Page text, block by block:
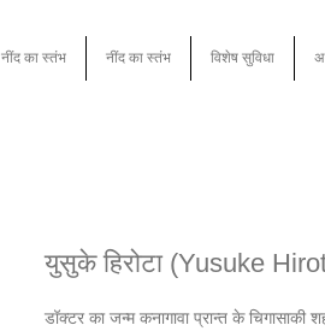
नींद का स्तंभ नींद का स्तंभ विशेष सुविधा
युसुके हिरोटा (Yusuke
डॉक्टर का जन्म कनागावा प्रान्त के